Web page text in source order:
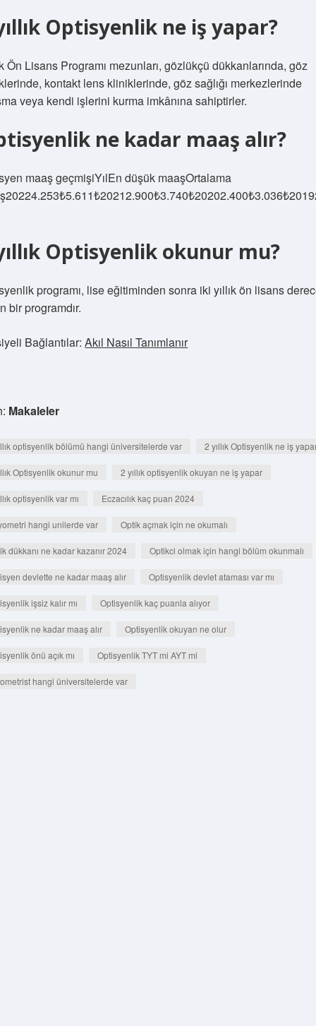
Optisyenlik ne iş yapar?
Ön Lisans Programı mezunları, gözlükçü dükkanlarında, göz
kontakt lens kliniklerinde, göz sağlığı merkezlerinde
veya kendi işlerini kurma imkânına sahiptirler.
ne kadar maaş alır?
maaş geçmişiYılEn düşük maaşOrtalama
Optisyenlik okunur mu?
programı, lise eğitiminden sonra iki yıllık ön lisans
bir programdır.
Bağlantılar:Akıl Nasıl Tanımlanır
Makaleler
optisyenlik bölümü hangi üniversitelerde var 2 yıllık Optisyenlik ne iş
Optisyenlik okunur mu 2 yıllık optisyenlik okuyan ne iş yapar
optisyenlik var mı Eczacılık kaç puan 2024
hangi unilerde var Optik açmak için ne okumalı
dükkanı ne kadar kazanır 2024 Optikci olmak için hangi bölüm okunmalı
devlette ne kadar maaş alır Optisyenlik devlet ataması var mı
işsiz kalır mı Optisyenlik kaç puanla alıyor
ne kadar maaş alır Optisyenlik okuyan ne olur
önü açık mı Optisyenlik TYT mi AYT mi
hangi üniversitelerde var